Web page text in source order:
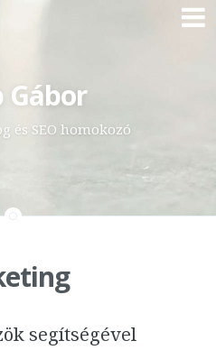
Gábor
és SEO homokozó
segítségével